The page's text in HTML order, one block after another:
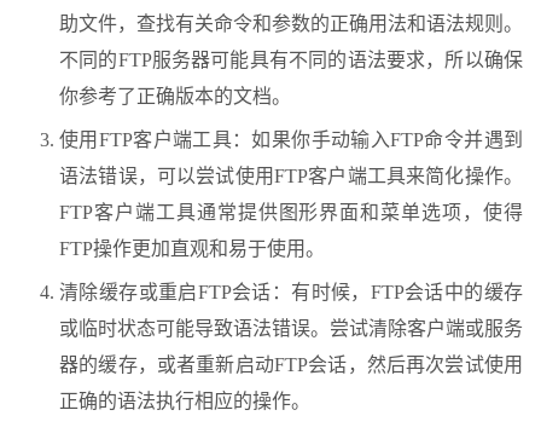
助文件，查找有关命令和参数的正确用法和语法规则。
不同的FTP服务器可能具有不同的语法要求，所以确保
你参考了正确版本的文档。
使用FTP客户端工具：如果你手动输入FTP命令并遇到
语法错误，可以尝试使用FTP客户端工具来简化操作。
FTP客户端工具通常提供图形界面和菜单选项，使得
FTP操作更加直观和易于使用。
清除缓存或重启FTP会话：有时候，FTP会话中的缓存
或临时状态可能导致语法错误。尝试清除客户端或服务
器的缓存，或者重新启动FTP会话，然后再次尝试使用
正确的语法执行相应的操作。